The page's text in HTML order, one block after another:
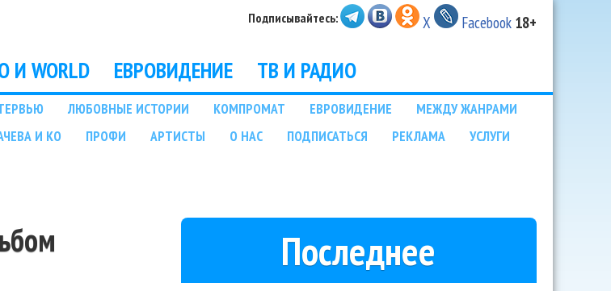
Подписывайтесь: X Facebook 18+
И WORLD ЕВРОВИДЕНИЕ ТВ И РАДИО
ЛЮБОВНЫЕ ИСТОРИИ КОМПРОМАТ ЕВРОВИДЕНИЕ
МЕЖДУ ЖАНРАМИ
И КО ПРОФИ АРТИСТЫ О НАС ПОДПИСАТЬСЯ РЕКЛАМА
УСЛУГИ
Последнее